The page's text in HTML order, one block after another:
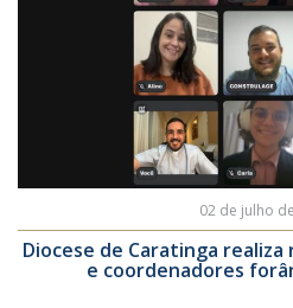
02 de julho
Diocese de Caratinga realiza
e coordenadores